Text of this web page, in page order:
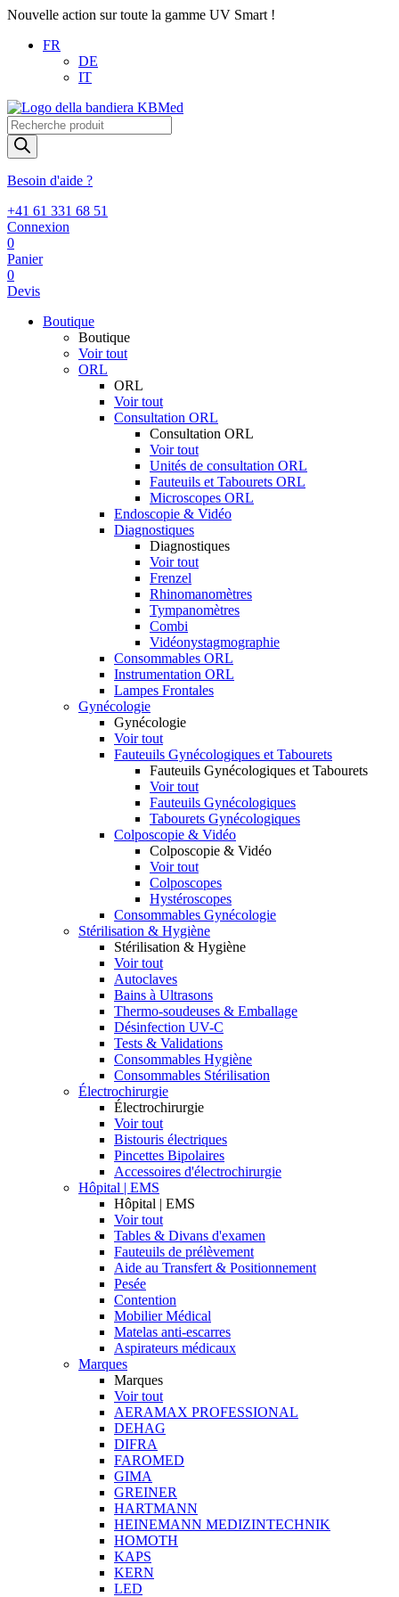
Nouvelle action sur toute la gamme UV Smart !
FR
DE
IT
Recherche
de
produits
Besoin d'aide ?
+41 61 331 68 51
Connexion
0
Panier
0
Devis
Boutique
Boutique
Voir tout
ORL
ORL
Voir tout
Consultation ORL
Consultation ORL
Voir tout
Unités de consultation ORL
Fauteuils et Tabourets ORL
Microscopes ORL
Endoscopie & Vidéo
Diagnostiques
Diagnostiques
Voir tout
Frenzel
Rhinomanomètres
Tympanomètres
Combi
Vidéonystagmographie
Consommables ORL
Instrumentation ORL
Lampes Frontales
Gynécologie
Gynécologie
Voir tout
Fauteuils Gynécologiques et Tabourets
Fauteuils Gynécologiques et Tabourets
Voir tout
Fauteuils Gynécologiques
Tabourets Gynécologiques
Colposcopie & Vidéo
Colposcopie & Vidéo
Voir tout
Colposcopes
Hystéroscopes
Consommables Gynécologie
Stérilisation & Hygiène
Stérilisation & Hygiène
Voir tout
Autoclaves
Bains à Ultrasons
Thermo-soudeuses & Emballage
Désinfection UV-C
Tests & Validations
Consommables Hygiène
Consommables Stérilisation
Électrochirurgie
Électrochirurgie
Voir tout
Bistouris électriques
Pincettes Bipolaires
Accessoires d'électrochirurgie
Hôpital | EMS
Hôpital | EMS
Voir tout
Tables & Divans d'examen
Fauteuils de prélèvement
Aide au Transfert & Positionnement
Pesée
Contention
Mobilier Médical
Matelas anti-escarres
Aspirateurs médicaux
Marques
Marques
Voir tout
AERAMAX PROFESSIONAL
DEHAG
DIFRA
FAROMED
GIMA
GREINER
HARTMANN
HEINEMANN MEDIZINTECHNIK
HOMOTH
KAPS
KERN
LED